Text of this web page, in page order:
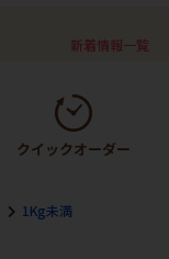
新着情報一覧
1Kg未満